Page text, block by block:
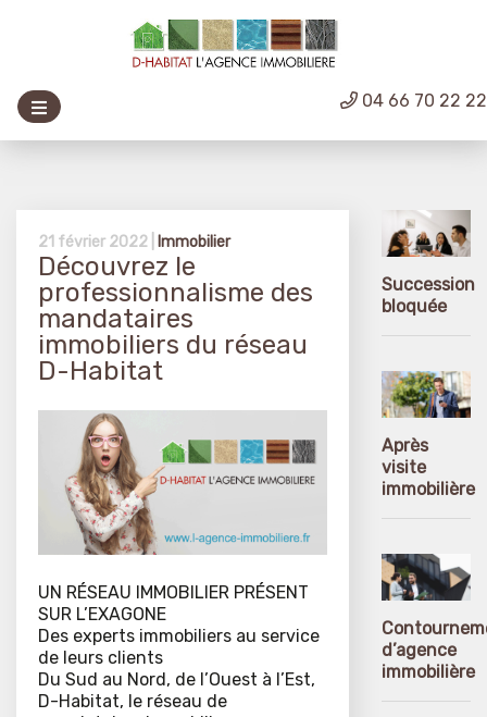
04 66 70 22 22
21 février 2022 | Immobilier
Découvrez le
professionnalisme des
mandataires
immobiliers du réseau
D-Habitat
UN RÉSEAU IMMOBILIER PRÉSENT
SUR L’EXAGONE
Des experts immobiliers au service
de leurs clients
Du Sud au Nord, de l’Ouest à l’Est,
D-Habitat, le réseau de
Succession
bloquée
Après
visite
immobilière
d’agence
immobilière